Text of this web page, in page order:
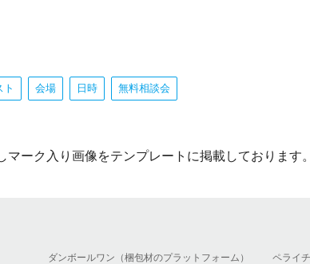
ト 会場 日時 無料相談会
ーク入り画像をテンプレートに掲載しております。
ダンボールワン（梱包材のプラットフォーム） ペライ